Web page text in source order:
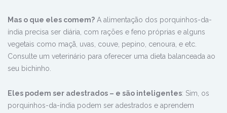
Mas o que eles comem? A alimentação dos porquinhos-da-
índia precisa ser diária, com rações e feno próprias e alguns
vegetais como maçã, uvas, couve, pepino, cenoura, e etc.
Consulte um veterinário para oferecer uma dieta balanceada ao
seu bichinho.
Eles podem ser adestrados – e são inteligentes: Sim, os
porquinhos-da-índia podem ser adestrados e aprendem